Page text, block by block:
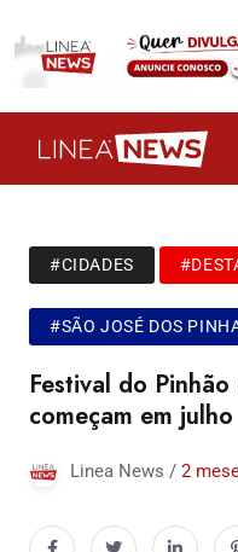
#CIDADES
#SÃO JOSÉ DOS
Festival do
começam em
Linea News / 2